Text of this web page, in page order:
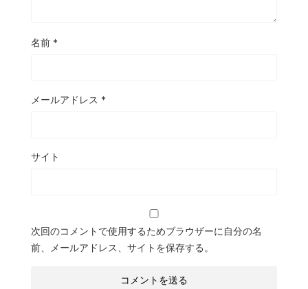
名前 *
メールアドレス *
サイト
次回のコメントで使用するためブラウザーに自分の名
前、メールアドレス、サイトを保存する。